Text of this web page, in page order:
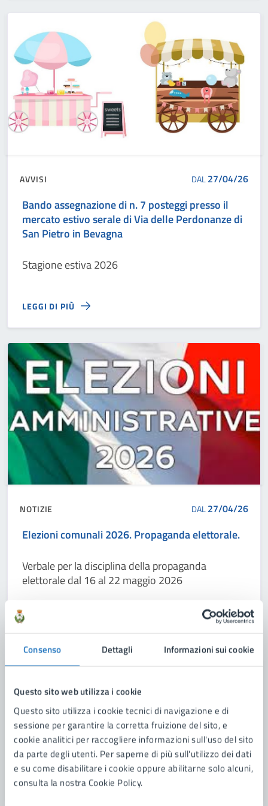
Consenso Dettagli Informazioni sui cookie
Questo sito web utilizza i cookie
Questo sito utilizza i cookie tecnici di navigazione e di
sessione per garantire la corretta fruizione del sito, e
cookie analitici per raccogliere informazioni sull'uso del sito
da parte degli utenti. Per saperne di più sull'utilizzo dei dati
e su come disabilitare i cookie oppure abilitarne solo alcuni,
consulta la nostra Cookie Policy.
AVVISI DAL27/04/26
Bando assegnazione di n. 7 posteggi presso il
mercato estivo serale di Via delle Perdonanze di
San Pietro in Bevagna
Stagione estiva 2026
LEGGI DI PIÙ
NOTIZIE DAL27/04/26
Elezioni comunali 2026. Propaganda elettorale.
Verbale per la disciplina della propaganda
elettorale dal 16 al 22 maggio 2026
LEGGI DI PIÙ